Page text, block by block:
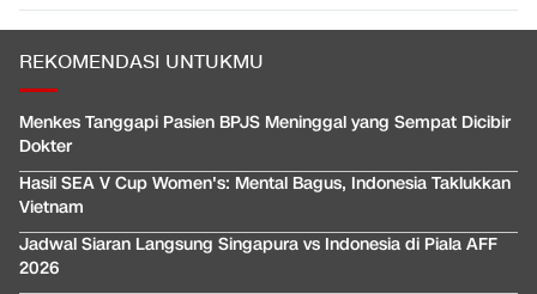
REKOMENDASI UNTUKMU
Menkes Tanggapi Pasien BPJS Meninggal yang Sempat Dicibir
Dokter
Hasil SEA V Cup Women's: Mental Bagus, Indonesia Taklukkan
Vietnam
Jadwal Siaran Langsung Singapura vs Indonesia di Piala AFF
2026